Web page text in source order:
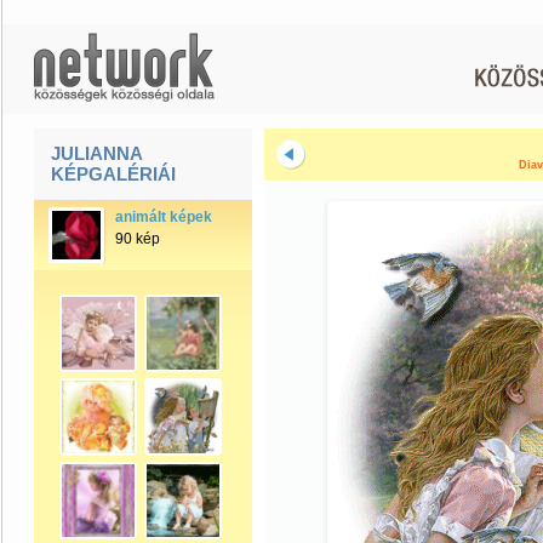
JULIANNA
KÉPGALÉRIÁI
animált képek
90 kép